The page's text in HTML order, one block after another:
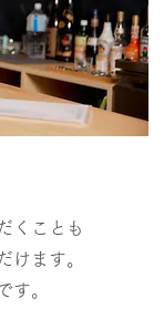
くことも
けます。
す。